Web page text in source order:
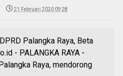
21 Februari 2020 09:28
Palangka Raya, Beta
- PALANGKA RAYA -
Raya, mendorong